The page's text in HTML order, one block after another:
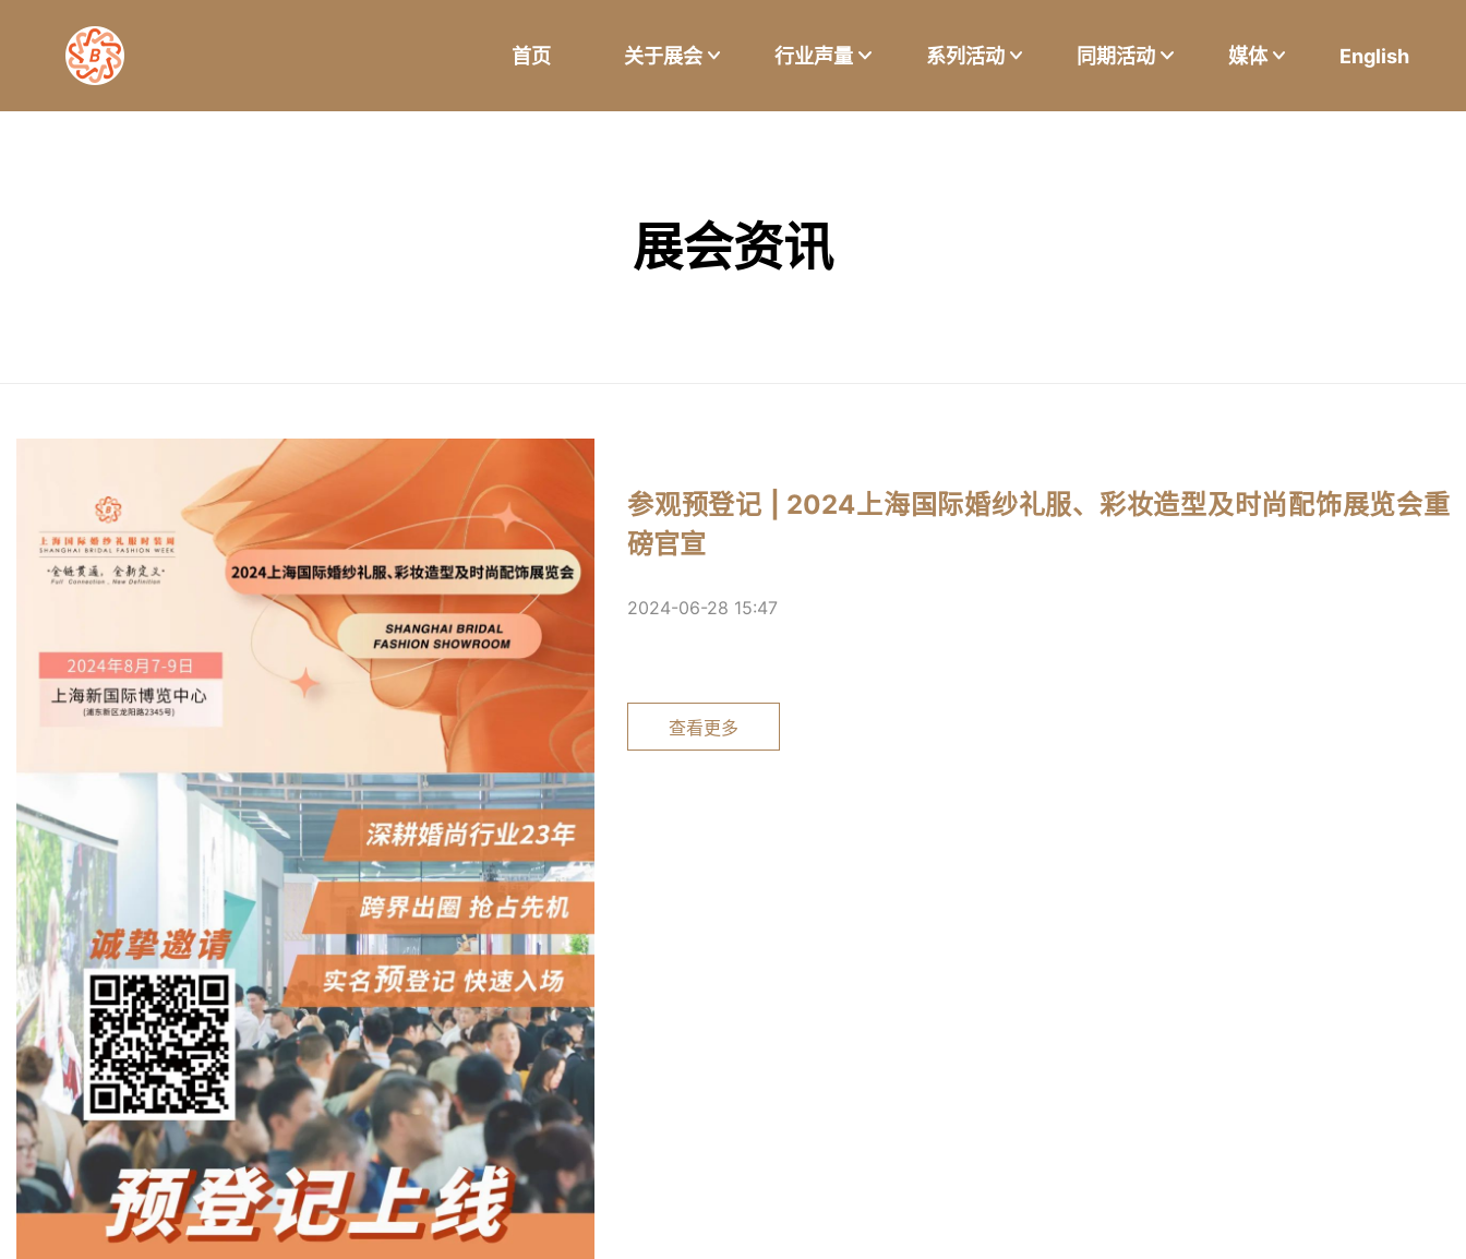
首页 关于展会 行业声量 系列活动 同期活动 媒体 English
展会资讯
参观预登记 | 2024上海国际婚纱礼服、彩妆造型及时尚配饰展览会重
磅官宣
2024-06-28 15:47
查看更多